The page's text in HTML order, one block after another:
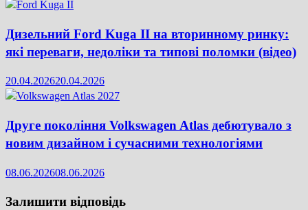
Дизельний Ford Kuga II на вторинному ринку:
які переваги, недоліки та типові поломки (відео)
20.04.202620.04.2026
Друге покоління Volkswagen Atlas дебютувало з
новим дизайном і сучасними технологіями
08.06.202608.06.2026
Залишити відповідь